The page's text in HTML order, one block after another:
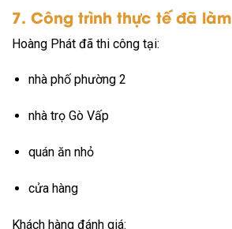
7. Công trình thực tế đã làm
Hoàng Phát đã thi công tại:
nhà phố phường 2
nhà trọ Gò Vấp
quán ăn nhỏ
cửa hàng
Khách hàng đánh giá: